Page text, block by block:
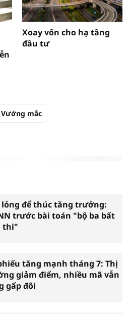
Xoay vốn cho hạ tầng
đầu tư
Vướng mắc
lỏng để thúc tăng trưởng:
trước bài toán "bộ ba bất
thi"
tăng mạnh tháng 7: Thị
giảm điểm, nhiều mã vẫn
gấp đôi